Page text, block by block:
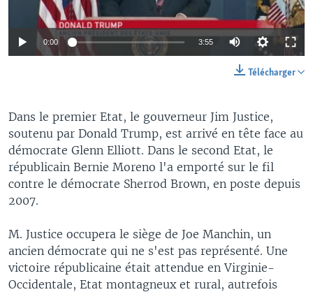
0:00 3:55
Télécharger
Dans le premier Etat, le gouverneur Jim Justice,
soutenu par Donald Trump, est arrivé en tête face au
démocrate Glenn Elliott. Dans le second Etat, le
républicain Bernie Moreno l'a emporté sur le fil
contre le démocrate Sherrod Brown, en poste depuis
2007.
M. Justice occupera le siège de Joe Manchin, un
ancien démocrate qui ne s'est pas représenté. Une
victoire républicaine était attendue en Virginie-
Occidentale, Etat montagneux et rural, autrefois